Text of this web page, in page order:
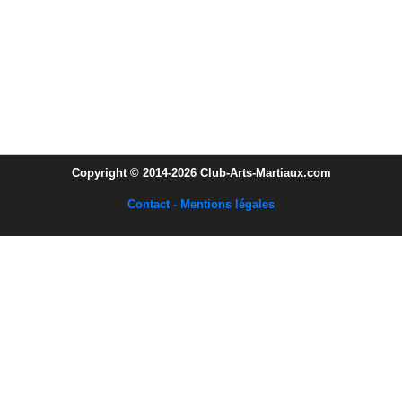
Copyright © 2014-2026 Club-Arts-Martiaux.com
Contact - Mentions légales